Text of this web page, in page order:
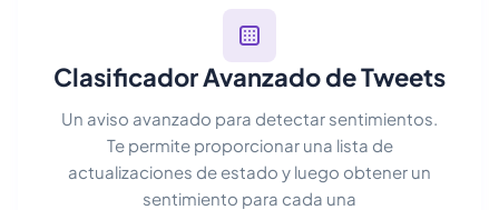
Clasificador Avanzado de Tweets
Un aviso avanzado para detectar sentimientos.
Te permite proporcionar una lista de
actualizaciones de estado y luego obtener un
sentimiento para cada una